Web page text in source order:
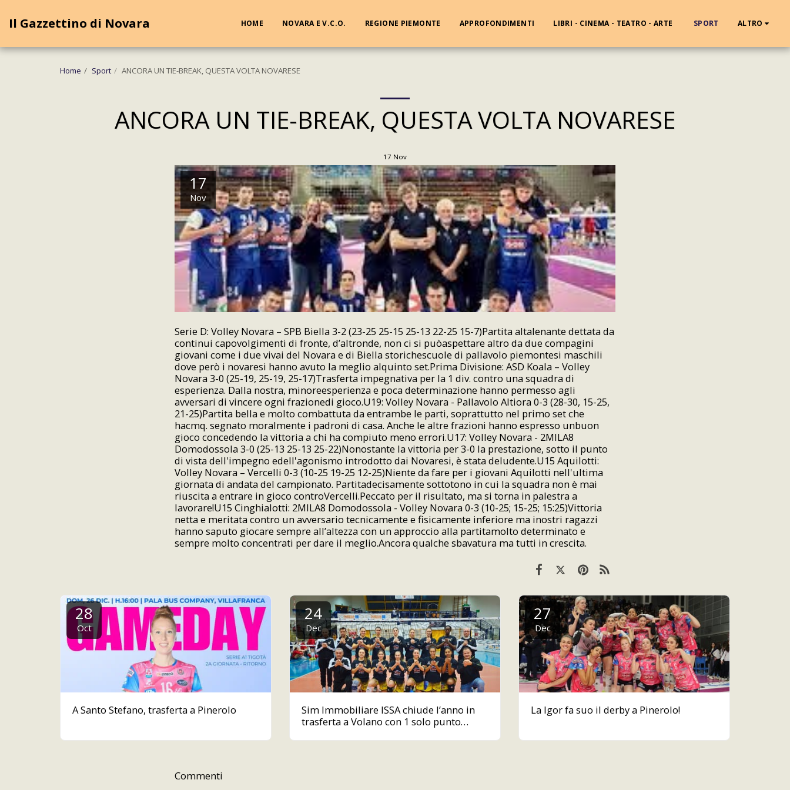
Il Gazzettino di Novara HOME NOVARA E V.C.O. REGIONE PIEMONTE APPROFONDIMENTI LIBRI - CINEMA - TEATRO - ARTE SPORT ALTRO
Home Sport ANCORA UN TIE-BREAK, QUESTA VOLTA NOVARESE
ANCORA UN TIE-BREAK, QUESTA VOLTA NOVARESE
17 Nov
17
Nov
Serie D: Volley Novara – SPB Biella 3-2 (23-25 25-15 25-13 22-25 15-7)Partita altalenante dettata da
continui capovolgimenti di fronte, d’altronde, non ci si puòaspettare altro da due compagini
giovani come i due vivai del Novara e di Biella storichescuole di pallavolo piemontesi maschili
dove però i novaresi hanno avuto la meglio alquinto set.Prima Divisione: ASD Koala – Volley
Novara 3-0 (25-19, 25-19, 25-17)Trasferta impegnativa per la 1 div. contro una squadra di
esperienza. Dalla nostra, minoreesperienza e poca determinazione hanno permesso agli
avversari di vincere ogni frazionedi gioco.U19: Volley Novara - Pallavolo Altiora 0-3 (28-30, 15-25,
21-25)Partita bella e molto combattuta da entrambe le parti, soprattutto nel primo set che
hacmq. segnato moralmente i padroni di casa. Anche le altre frazioni hanno espresso unbuon
gioco concedendo la vittoria a chi ha compiuto meno errori.U17: Volley Novara - 2MILA8
Domodossola 3-0 (25-13 25-13 25-22)Nonostante la vittoria per 3-0 la prestazione, sotto il punto
di vista dell'impegno edell'agonismo introdotto dai Novaresi, è stata deludente.U15 Aquilotti:
Volley Novara – Vercelli 0-3 (10-25 19-25 12-25)Niente da fare per i giovani Aquilotti nell'ultima
giornata di andata del campionato. Partitadecisamente sottotono in cui la squadra non è mai
riuscita a entrare in gioco controVercelli.Peccato per il risultato, ma si torna in palestra a
lavorare!U15 Cinghialotti: 2MILA8 Domodossola - Volley Novara 0-3 (10-25; 15-25; 15:25)Vittoria
netta e meritata contro un avversario tecnicamente e fisicamente inferiore ma inostri ragazzi
hanno saputo giocare sempre all’altezza con un approccio alla partitamolto determinato e
sempre molto concentrati per dare il meglio.Ancora qualche sbavatura ma tutti in crescita.
28
Oct
A Santo Stefano, trasferta a Pinerolo
24
Dec
Sim Immobiliare ISSA chiude l’anno in
trasferta a Volano con 1 solo punto
27
Dec
La Igor fa suo il derby a Pinerolo!
Commenti